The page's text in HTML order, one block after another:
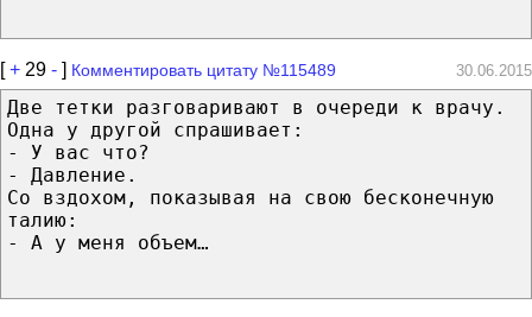
[+ 29 - ] Комментировать цитату №115489 30.06.2015
Две тетки разговаривают в очереди к врачу.
Одна у другой спрашивает:
- У вас что?
- Давление.
Со вздохом, показывая на свою бесконечную
талию:
- А у меня объем…